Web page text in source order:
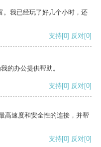
。我已经玩了好几个小时，还
支持[0] 反对[0]
的办公提供帮助。
支持[0] 反对[0]
高速度和安全性的连接，并帮
支持[0] 反对[0]